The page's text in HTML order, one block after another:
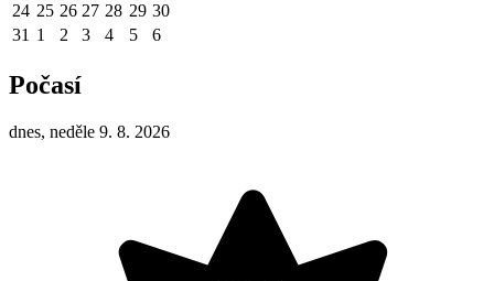
24 25 26 27 28 29 30
31 1 2 3 4 5 6
Počasí
dnes, neděle 9. 8. 2026